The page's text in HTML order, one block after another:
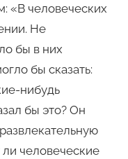
«В человеческих
Не
бы в них
бы сказать:
нибудь
бы это? Он
человеческие